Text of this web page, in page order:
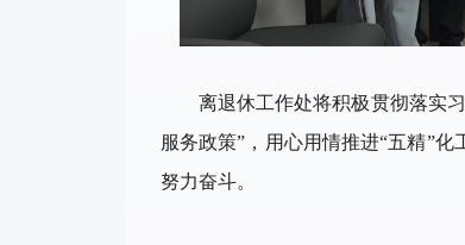
离退休工作处将积极贯彻落实
服务政策”，用心用情推进“五精”
努力奋斗。